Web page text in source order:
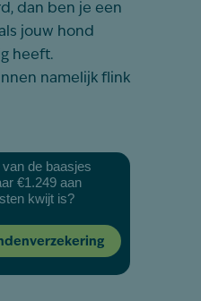
dan ben je een
jouw hond
heeft.
namelijk flink
de baasjes
€1.249 aan
kwijt is?